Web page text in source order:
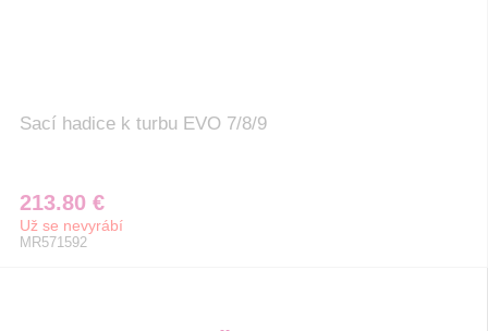
Sací hadice k turbu EVO 7/8/9
213.80 €
Už se nevyrábí
MR571592